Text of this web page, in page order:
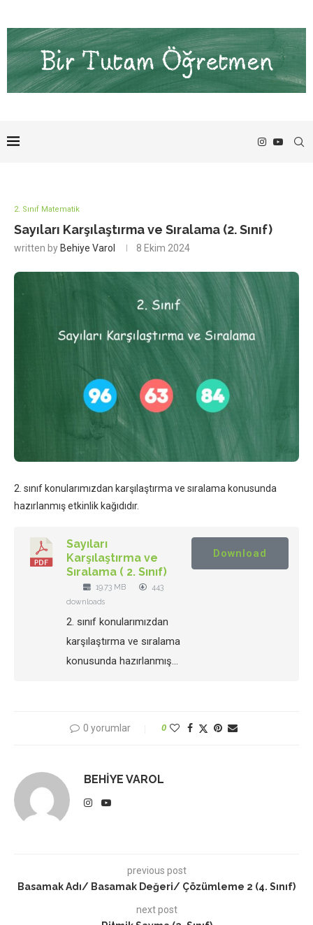
2. Sınıf Matematik
Sayıları Karşılaştırma ve Sıralama (2. Sınıf)
written by Behiye Varol 8 Ekim 2024
2. sınıf konularımızdan karşılaştırma ve sıralama konusunda
hazırlanmış etkinlik kağıdıdır.
Sayıları
Karşılaştırma ve
Sıralama ( 2. Sınıf)
19.73 MB
443
downloads
2. sınıf konularımızdan
karşılaştırma ve sıralama
konusunda hazırlanmış…
Download
0 yorumlar 0
BEHIYE VAROL
previous post
Basamak Adı/ Basamak Değeri/ Çözümleme 2 (4. Sınıf)
next post